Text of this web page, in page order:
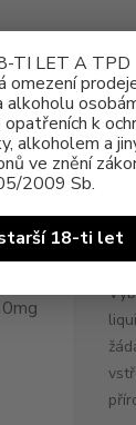
TI LET A TPD
omezení
alkoholu
k
alkoholem a
ve znění
2009 Sb.
18-ti let
IMPRESS